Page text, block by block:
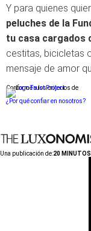
Y para quienes
peluches de la
tu casa cargados
cestitas, bicicletas
mensaje de amor
Conforme a los criterios de
¿Por qué confiar en nosotros?
Una publicación de:20